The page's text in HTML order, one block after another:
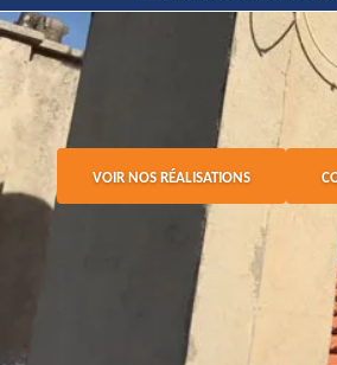
VOIR NOS RÉALISATIONS